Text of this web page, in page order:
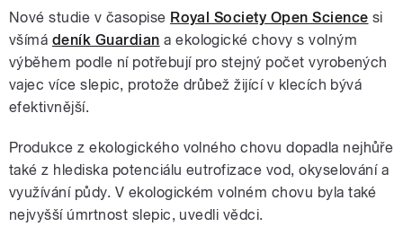
Nové studie v časopise Royal Society Open Science si
všímá deník Guardian a ekologické chovy s volným
výběhem podle ní potřebují pro stejný počet vyrobených
vajec více slepic, protože drůbež žijící v klecích bývá
efektivnější.
Produkce z ekologického volného chovu dopadla nejhůře
také z hlediska potenciálu eutrofizace vod, okyselování a
využívání půdy. V ekologickém volném chovu byla také
nejvyšší úmrtnost slepic, uvedli vědci.